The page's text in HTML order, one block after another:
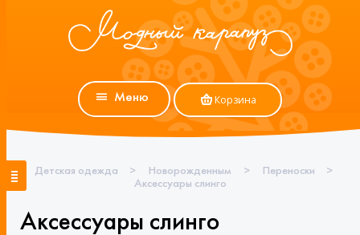
Меню Корзина
Детская одежда > Новорожденным > Переноски
>
Аксессуары слинго
Аксессуары слинго